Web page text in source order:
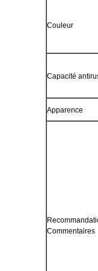
Couleur
Capacité
Apparence
Commentaires